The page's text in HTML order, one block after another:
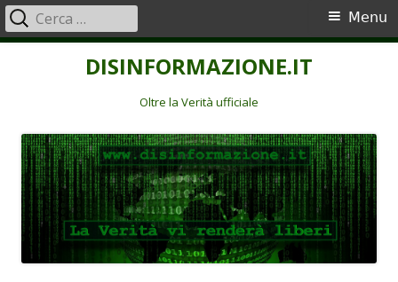
DISINFORMAZIONE.IT
Oltre la Verità ufficiale
Menu
principale
Menu
Ricerca
per: